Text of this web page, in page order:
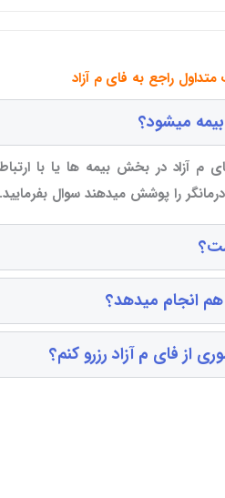
متداول راجع به فای م آزاد
میشود؟
م آزاد در بخش بیمه ها یا با
را پوشش میدهند سوال بفرمایید.
هم انجام میدهد؟
از فای م آزاد رزرو کنم؟